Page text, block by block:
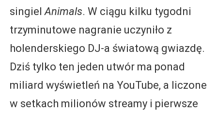
singielAnimals. W ciągu kilku tygodni
trzyminutowe nagranie uczyniło z
holenderskiego DJ-a światową gwiazdę.
Dziś tylko ten jeden utwór ma ponad
miliard wyświetleń na YouTube, a liczone
w setkach milionów streamy i pierwsze